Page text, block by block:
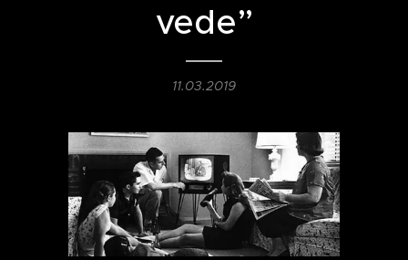
vede”
11.03.2019